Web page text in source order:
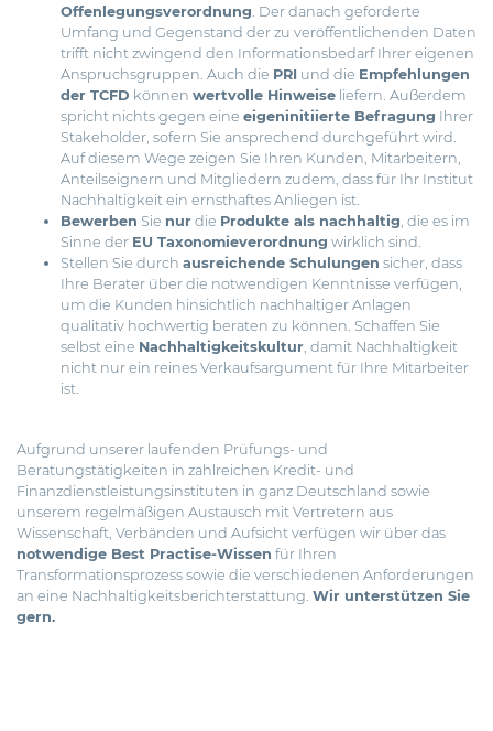
Offenlegungsverordnung. Der danach geforderte
Umfang und Gegenstand der zu veröffentlichenden Daten
trifft nicht zwingend den Informationsbedarf Ihrer eigenen
Anspruchsgruppen. Auch die PRI und die Empfehlungen
der TCFD können wertvolle Hinweise liefern. Außerdem
spricht nichts gegen eine eigeninitiierte Befragung Ihrer
Stakeholder, sofern Sie ansprechend durchgeführt wird.
Auf diesem Wege zeigen Sie Ihren Kunden, Mitarbeitern,
Anteilseignern und Mitgliedern zudem, dass für Ihr Institut
Nachhaltigkeit ein ernsthaftes Anliegen ist.
Bewerben Sie nur die Produkte als nachhaltig, die es im
Sinne der EU Taxonomieverordnung wirklich sind.
Stellen Sie durch ausreichende Schulungen sicher, dass
Ihre Berater über die notwendigen Kenntnisse verfügen,
um die Kunden hinsichtlich nachhaltiger Anlagen
qualitativ hochwertig beraten zu können. Schaffen Sie
selbst eine Nachhaltigkeitskultur, damit Nachhaltigkeit
nicht nur ein reines Verkaufsargument für Ihre Mitarbeiter
ist.
Aufgrund unserer laufenden Prüfungs- und
Beratungstätigkeiten in zahlreichen Kredit- und
Finanzdienstleistungsinstituten in ganz Deutschland sowie
unserem regelmäßigen Austausch mit Vertretern aus
Wissenschaft, Verbänden und Aufsicht verfügen wir über das
notwendige Best Practise-Wissen für Ihren
Transformationsprozess sowie die verschiedenen Anforderungen
an eine Nachhaltigkeitsberichterstattung. Wir unterstützen Sie
gern.